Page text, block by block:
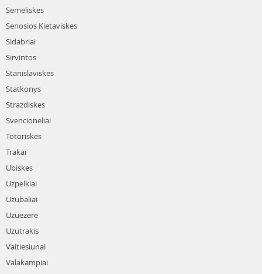
Semeliskes
Senosios Kietaviskes
Sidabriai
Sirvintos
Stanislaviskes
Statkonys
Strazdiskes
Svencioneliai
Totoriskes
Trakai
Ubiskes
Uzpelkiai
Uzubaliai
Uzuezere
Uzutrakis
Vaitiesiunai
Valakampiai